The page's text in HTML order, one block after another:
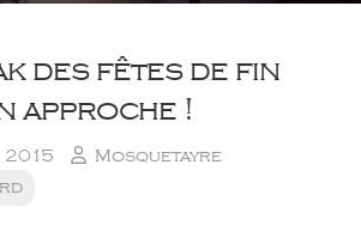
des fêtes de fin
approche !
2015
Mosquetayre